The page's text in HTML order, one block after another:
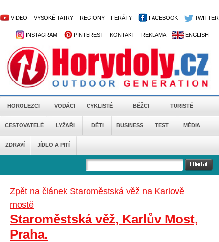
VIDEO - VYSOKÉ TATRY - REGIONY - FERÁTY - FACEBOOK - TWITTER
- INSTAGRAM - PINTEREST - KONTAKT - REKLAMA - ENGLISH
HOROLEZCI VODÁCI CYKLISTÉ BĚŽCI TURISTÉ
CESTOVATELÉ LYŽAŘI DĚTI BUSINESS TEST MÉDIA
ZDRAVÍ JÍDLO A PITÍ
Zpět na článek Staroměstská věž na Karlově
mostě
Staroměstská věž, Karlův Most,
Praha.